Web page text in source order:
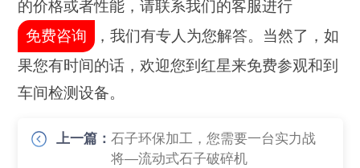
的价格或者性能，请联系我们的客服进行
免费咨询
，我们有专人为您解答。当然了，如
果您有时间的话，欢迎您到红星来免费参观和到
车间检测设备。
上一篇：石子环保加工，您需要一台实力战
将—流动式石子破碎机